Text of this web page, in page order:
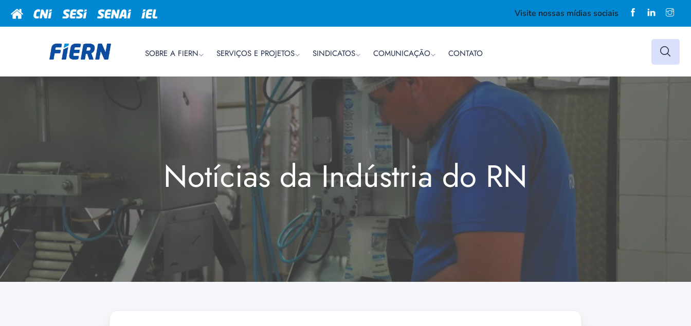
Visite nossas mídias sociais
SOBRE A FIERN SERVIÇOS E PROJETOS SINDICATOS COMUNICAÇÃO CONTATO
Notícias da Indústria do RN